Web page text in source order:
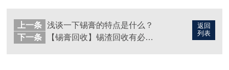
返回
列表
上一条
浅谈一下锡膏的特点是什么？
下一条
【锡膏回收】锡渣回收有必要吗？